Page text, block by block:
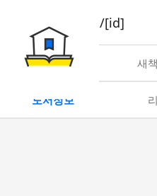
book/rent/[id]
대여 새
도서정보